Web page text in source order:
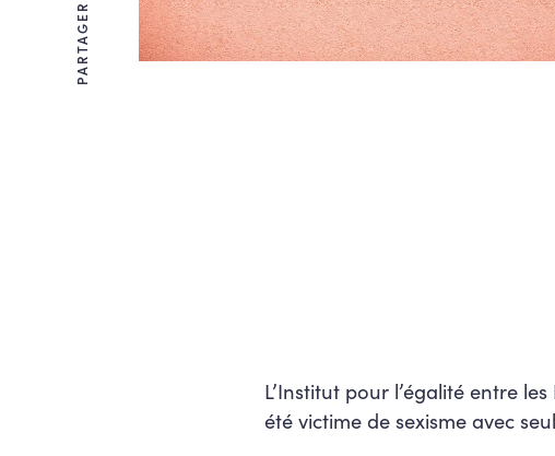
PARTAGER
L’Institut pour l’égalité entre
été victime de sexisme avec